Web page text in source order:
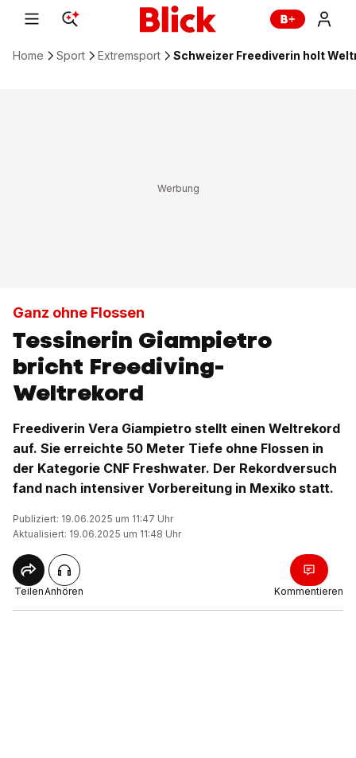
Home Sport Extremsport Schweizer Freediverin holt
Ganz ohne Flossen
Tessinerin Giampietro
bricht Freediving-
Weltrekord
Freediverin Vera Giampietro stellt einen Weltrekord
auf. Sie erreichte 50 Meter Tiefe ohne Flossen in
der Kategorie CNF Freshwater. Der Rekordversuch
fand nach intensiver Vorbereitung in Mexiko statt.
Publiziert: 19.06.2025 um 11:47 Uhr
Aktualisiert: 19.06.2025 um 11:48 Uhr
TeilenAnhören Kommentieren